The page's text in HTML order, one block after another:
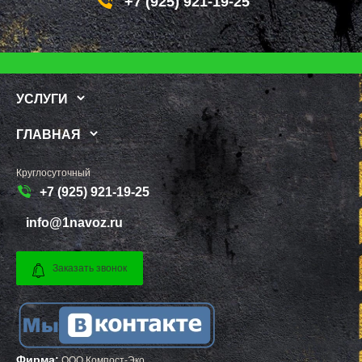
РЕШЕТНИКОВО
РЖАВКИ
РОГАЧЕВО
РОГОЗИНО
РОЖДЕСТВЕНО
РОШАЛЬ
РУБЛЕВО
РУЗА
РЯЗАНОВСКИЙ
СВЕРДЛОВСКИЙ
СЕВЕРНЫЙ
СЕЛО ЯМ
СЕЛЯТИНО
СЕРГИЕВ ПОСАД
СЕРЕБРЯНЫЕ ПРУДЫ
СЕРПУХОВ
СКОРОПУСКОВСКИЙ
СНЕГИРИ
СОЛНЕЧНОГОРСК
СОЛНЦЕВО
СОФРИНО
СОФЬИНО
СТАРАЯ КУПАВНА
СТАРБЕЕВО
СТАРЫЙ ГОРОДОК
СТОЛБОВАЯ
СТУПИНО
КОЗЕЛЬСК
ШАРЬЯ
ЧИСТОПОЛЬ
ЕФРЕМОВ
ЛЕРМОНТОВ
ТОРЖОК
ШУМЕРЛЯ
ЛЕНИНСК
ШУЯ
ТУЛУН
ЧЕРЕМХОВО
ПРОХЛАДНЫЙ
МЕЖДУРЕЧЕНСК
КИРОВО ЧЕПЕЦК
БЕЛАЯ КАЛИТВА
КАСИМОВ
МОЖГА
КЫШТЫМ
СТРУНИНО
МАЙСКИЙ
АРСЕНЬЕВ
ПОЛЕВСКОЙ
КИМОВСК
ДАГЕСТАНСКИЕ ОГНИ
ЗАВОЛЖЬЕ
ЖИГУЛЕВСК
НЕФТЕГОРСК
УСЛУГИ
ГЛАВНАЯ
Круглосуточный
+7 (925) 921-19-25
info@1navoz.ru
Заказать звонок